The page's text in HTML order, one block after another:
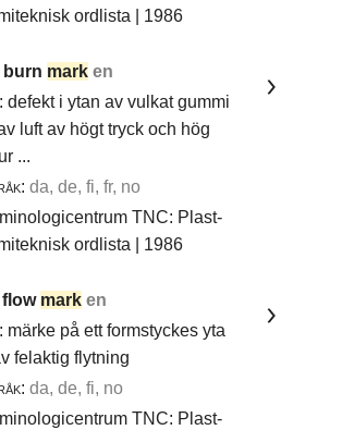
ordlista | 1986
burn mark en
defekt i ytan av vulkat gummi
luft av högt tryck och hög
...
da, de, fi, fr, no
TNC: Plast-
ordlista | 1986
flow mark en
märke på ett formstyckes yta
felaktig flytning
da, de, fi, no
TNC: Plast-